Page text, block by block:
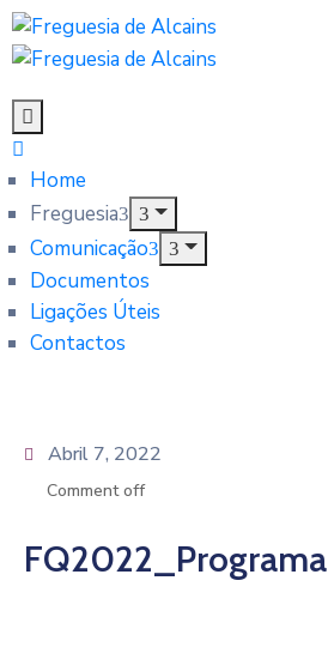
Home
Freguesia
Comunicação
Documentos
Ligações Úteis
Contactos
Abril 7, 2022
Comment off
FQ2022_Programa